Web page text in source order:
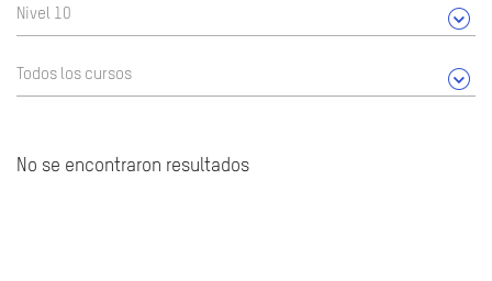
Nivel 10
Todos los cursos
No se encontraron resultados